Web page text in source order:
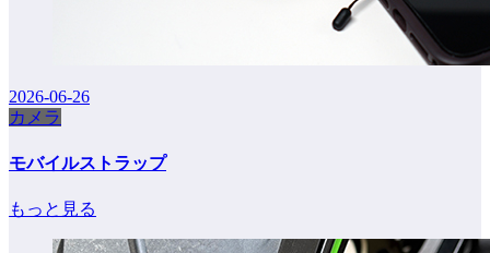
2026-06-26
カメラ
モバイルストラップ
もっと見る